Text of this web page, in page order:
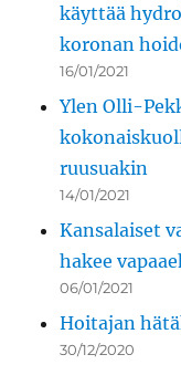
käyttää
koronan
16/01/2021
Ylen Olli-
ruusuakin
14/01/2021
Kansalaiset
hakee
06/01/2021
Hoitajan
30/12/2020